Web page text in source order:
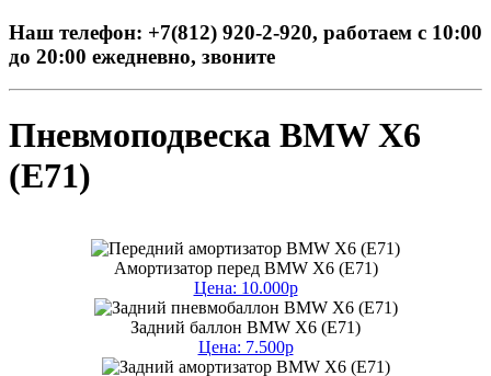
Наш телефон: +7(812) 920-2-920, работаем с 10:00
до 20:00 ежедневно, звоните
Пневмоподвеска BMW X6
(E71)
Амортизатор перед BMW X6 (E71)
Цена: 10.000р
Задний баллон BMW X6 (E71)
Цена: 7.500р